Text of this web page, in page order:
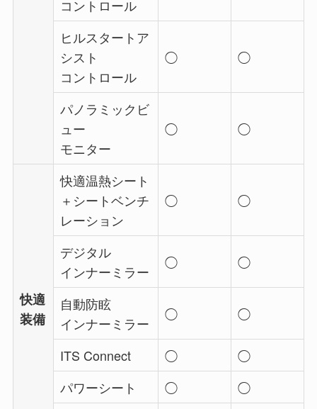
コントロール
ヒルスタートア
シスト
コントロール
◯ ◯
パノラミックビ
ュー
モニター
◯ ◯
快適
装備
快適温熱シート
＋シートベンチ
レーション
◯ ◯
デジタル
インナーミラー
◯ ◯
自動防眩
インナーミラー
◯ ◯
ITS Connect ◯
◯
パワーシート
◯
◯